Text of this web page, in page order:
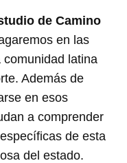
de Camino
en las
latina
Además de
en esos
a comprender
de esta
del estado.